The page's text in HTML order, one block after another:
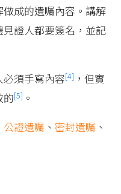
成的遺囑內容。講解
證人都要簽名，並記
須手寫內容[4] ，但實
的[5] 。
公證遺囑 、 密封遺囑 、